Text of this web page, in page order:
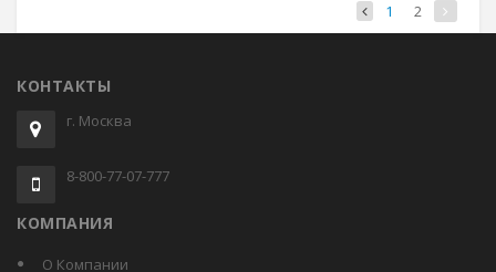
1 2
КОНТАКТЫ
г. Москва
8-800-77-07-777
КОМПАНИЯ
О Компании